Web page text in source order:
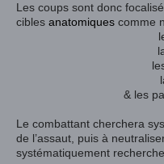
Les coups sont donc
cibles anatomiques comme
& les
Le combattant cherchera
de l’assaut, puis à
systématiquement